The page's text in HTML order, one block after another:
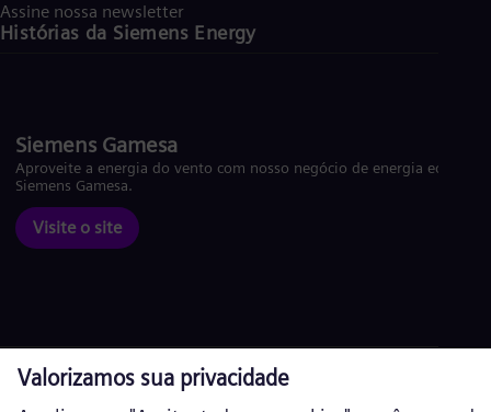
Assine nossa newsletter
Histórias da Siemens Energy
Siemens Gamesa
Aproveite a energia do vento com nosso negócio de energia eólica
Siemens Gamesa.
Visite o site
Política de Cookies